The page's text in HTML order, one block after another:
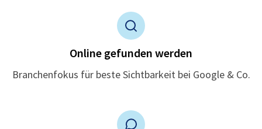
Online gefunden werden
Branchenfokus für beste Sichtbarkeit bei Google & Co.